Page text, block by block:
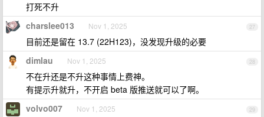
打死不升
27
charslee013 Nov 1, 2025
目前还是留在 13.7 (22H123)，没发现升级的必要
28
dimlau Nov 1, 2025
不在升还是不升这种事情上费神。
有提示升就升，不开启 beta 版推送就可以了啊。
29
volvo007 Nov 1, 2025